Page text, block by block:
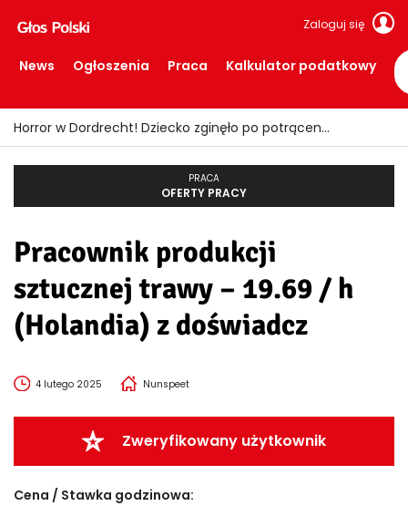
Zaloguj się
News Ogłoszenia Praca Kalkulator podatkowy
Horror w Dordrecht! Dziecko zginęło po potrąceniu przez busa
PRACA
OFERTY PRACY
Pracownik produkcji
sztucznej trawy – 19.69 / h
(Holandia) z doświadcz
4 lutego 2025 Nunspeet
Zweryfikowany użytkownik
Cena / Stawka godzinowa: